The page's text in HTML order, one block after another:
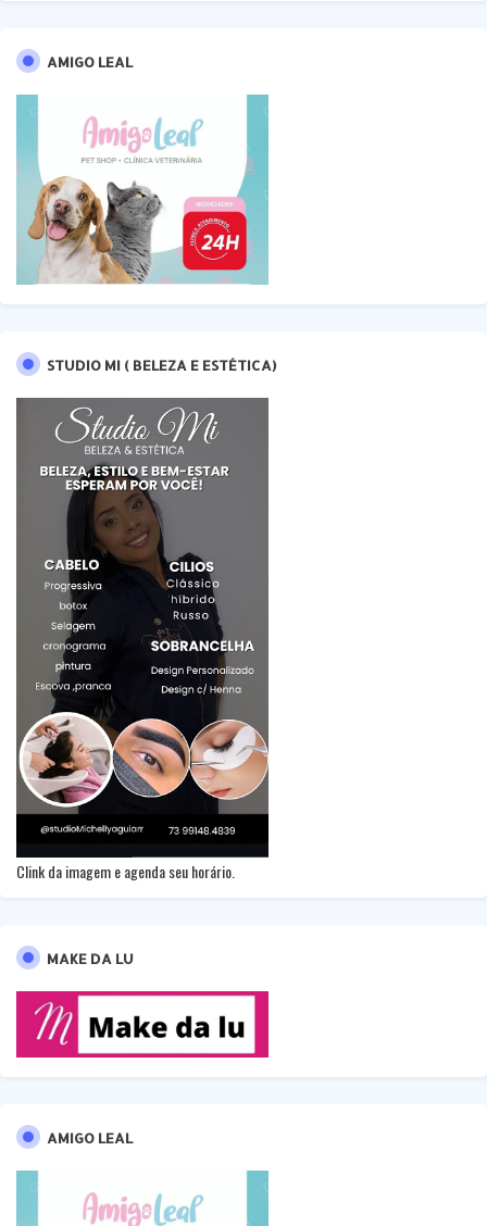
AMIGO LEAL
STUDIO MI ( BELEZA E ESTÉTICA)
Clink da imagem e agenda seu horário.
MAKE DA LU
AMIGO LEAL